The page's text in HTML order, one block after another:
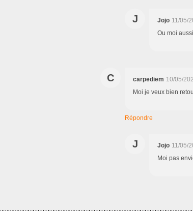
J Jojo 11/05/
Ou moi
C carpediem 10/05/
Moi je veux bien
Répondre
J Jojo 11/05/
Moi pas